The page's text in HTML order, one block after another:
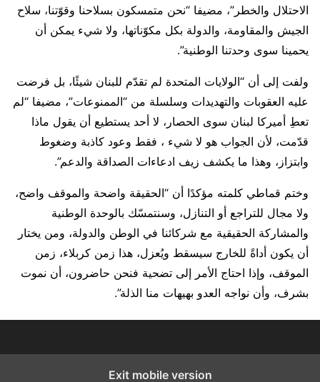
الاحتلال والخطر”، مضيفا “نحن متمسكون بسلاحنا وقوّتنا، سلاح
الجيش والمقاومة، والدولة بكل مكوّناتها، ولا شيء يمكن أن
يحمينا سوى وحدتنا الوطنية”.
ولفت إلى أن “الولايات المتحدة لم تقدّم للبنان شيئًا، بل فرضت
عليه العقوبات والتهديدات وسلسلة من “الممنوعات”، مضيفا “لم
تعطِ أميركا لبنان سوى الحصار، لا أحد يستطيع أن يقول ماذا
قدّمت، لأن الجواب هو لا شيء ، فقط وعود كاذبة وضغوط
وابتزاز، وهذا ما يكشف زيف ادعاءات الصداقة والدعم”.
وختم قماطي كلمته مؤكدًا أن “الحقيقة واضحة والموقف واضح،
ولا مجال للتراجع أو التنازل، وسنتمسّك بالوحدة الوطنية
والمشاركة الحقيقية مع شركائنا في الوطن والدولة، ومن يختار
أن يكون أداةً للخارج سيسقط ويُعزل، هذا زمن كربلاء، زمن
الموقف، وإذا احتاج الأمر إلى تضحية فنحن حاضرون، أن نموت
بشرف، وأن نواجه العدو بهيهات منا الذلة”.
Exit mobile version